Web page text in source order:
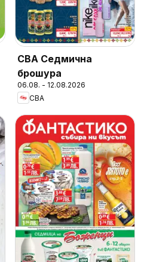
CBA Седмична
брошура
06.08. - 12.08.2026
CBA